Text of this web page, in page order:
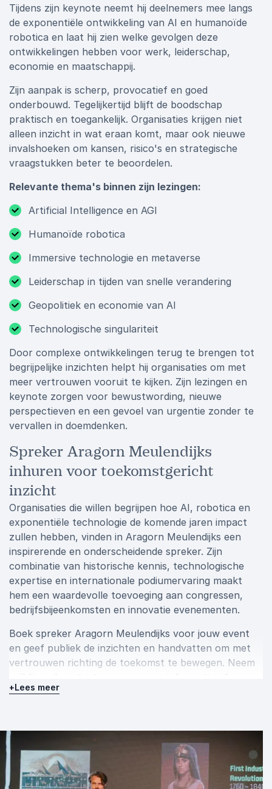
Tijdens zijn keynote neemt hij deelnemers mee langs
de exponentiële ontwikkeling van AI en humanoïde
robotica en laat hij zien welke gevolgen deze
ontwikkelingen hebben voor werk, leiderschap,
economie en maatschappij.
Zijn aanpak is scherp, provocatief en goed
onderbouwd. Tegelijkertijd blijft de boodschap
praktisch en toegankelijk. Organisaties krijgen niet
alleen inzicht in wat eraan komt, maar ook nieuwe
invalshoeken om kansen, risico's en strategische
vraagstukken beter te beoordelen.
Relevante thema's binnen zijn lezingen:
Artificial Intelligence en AGI
Humanoïde robotica
Immersive technologie en metaverse
Leiderschap in tijden van snelle verandering
Geopolitiek en economie van AI
Technologische singulariteit
Door complexe ontwikkelingen terug te brengen tot
begrijpelijke inzichten helpt hij organisaties om met
meer vertrouwen vooruit te kijken. Zijn lezingen en
keynote zorgen voor bewustwording, nieuwe
perspectieven en een gevoel van urgentie zonder te
vervallen in doemdenken.
Spreker Aragorn Meulendijks
inhuren voor toekomstgericht
inzicht
Organisaties die willen begrijpen hoe AI, robotica en
exponentiële technologie de komende jaren impact
zullen hebben, vinden in Aragorn Meulendijks een
inspirerende en onderscheidende spreker. Zijn
combinatie van historische kennis, technologische
expertise en internationale podiumervaring maakt
hem een waardevolle toevoeging aan congressen,
bedrijfsbijeenkomsten en innovatie evenementen.
Boek spreker Aragorn Meulendijks voor jouw event
en geef publiek de inzichten en handvatten om met
vertrouwen richting de toekomst te bewegen. Neem
meteen een boeking te maken.
+Lees meer